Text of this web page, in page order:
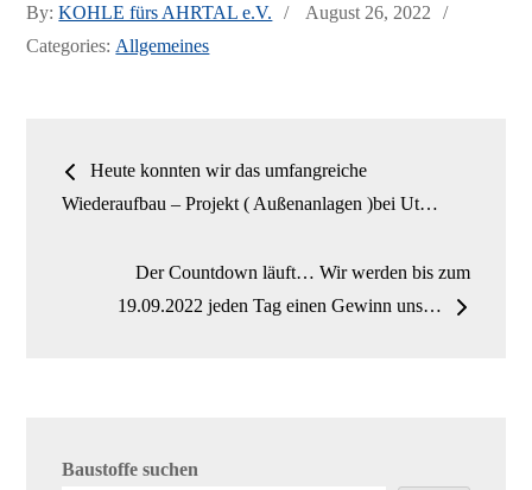
bo
ok
to
do
ail n
By:KOHLE fürs AHRTAL e.V.
Posted
August 26, 2022
Categories: Allgemeines
Beitrags-
Navigation
Heute konnten wir das umfangreiche
Wiederaufbau – Projekt ( Außenanlagen )bei Ut…
Der Countdown läuft… Wir werden bis zum
19.09.2022 jeden Tag einen Gewinn uns…
Baustoffe suchen